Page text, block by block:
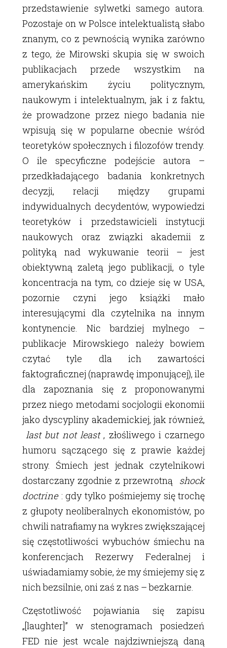
przedstawienie sylwetki samego autora.
Pozostaje on w Polsce intelektualistą słabo
znanym, co z pewnością wynika zarówno
z tego, że Mirowski skupia się w swoich
publikacjach przede wszystkim na
amerykańskim życiu politycznym,
naukowym i intelektualnym, jak i z faktu,
że prowadzone przez niego badania nie
wpisują się w popularne obecnie wśród
teoretyków społecznych i filozofów trendy.
O ile specyficzne podejście autora –
przedkładającego badania konkretnych
decyzji, relacji między grupami
indywidualnych decydentów, wypowiedzi
teoretyków i przedstawicieli instytucji
naukowych oraz związki akademii z
polityką nad wykuwanie teorii – jest
obiektywną zaletą jego publikacji, o tyle
koncentracja na tym, co dzieje się w USA,
pozornie czyni jego książki mało
interesującymi dla czytelnika na innym
kontynencie. Nic bardziej mylnego –
publikacje Mirowskiego należy bowiem
czytać tyle dla ich zawartości
faktograficznej (naprawdę imponującej), ile
dla zapoznania się z proponowanymi
przez niego metodami socjologii ekonomii
jako dyscypliny akademickiej, jak również,
last but not least , złośliwego i czarnego
humoru sączącego się z prawie każdej
strony. Śmiech jest jednak czytelnikowi
dostarczany zgodnie z przewrotną shock
doctrine : gdy tylko pośmiejemy się trochę
z głupoty neoliberalnych ekonomistów, po
chwili natrafiamy na wykres zwiększającej
się częstotliwości wybuchów śmiechu na
konferencjach Rezerwy Federalnej i
uświadamiamy sobie, że my śmiejemy się z
nich bezsilnie, oni zaś z nas – bezkarnie.
Częstotliwość pojawiania się zapisu
„[laughter]” w stenogramach posiedzeń
FED nie jest wcale najdziwniejszą daną